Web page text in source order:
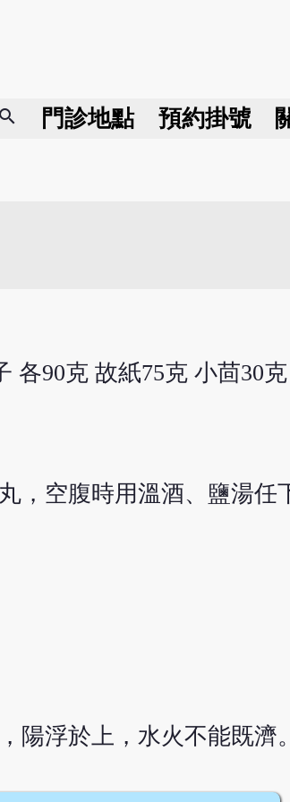
search 門診地點 預約掛號
各90克 故紙75克 小茴30
，空腹時用溫酒、鹽湯任
陽浮於上，水火不能既濟。